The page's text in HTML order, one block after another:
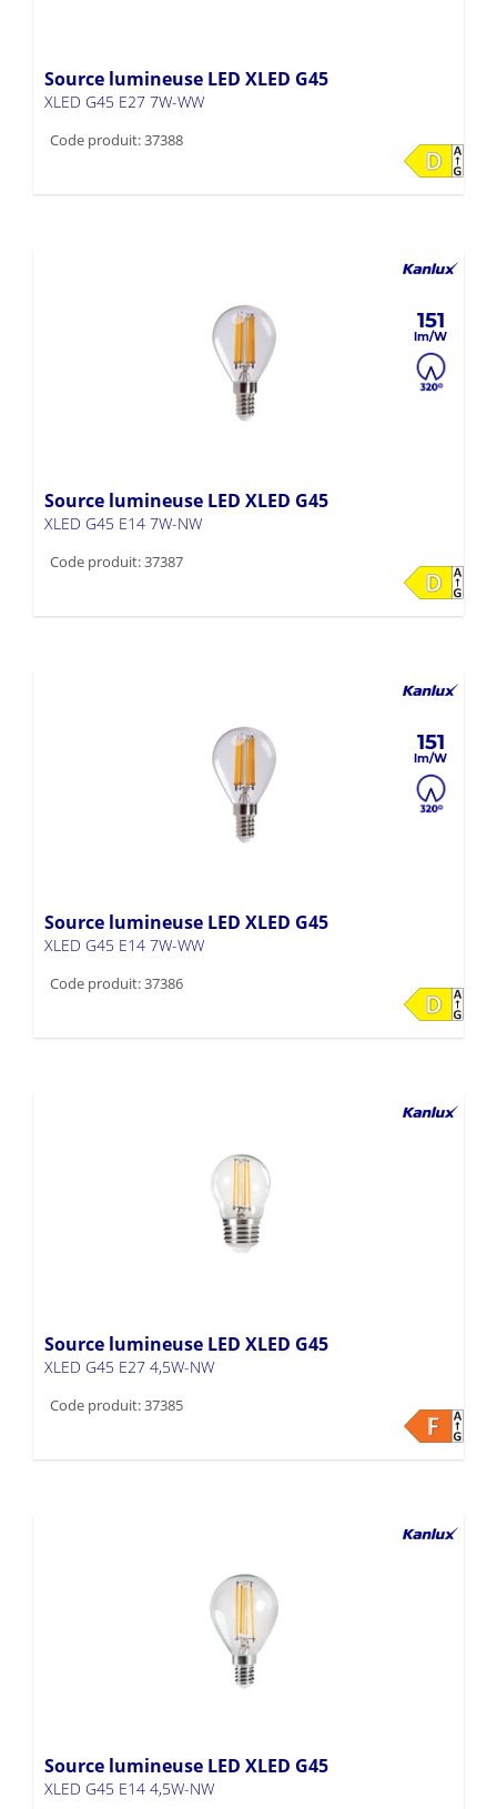
Source lumineuse LED XLED G45
XLED G45 E27 7W-WW
Code produit: 37388
151
Source lumineuse LED XLED G45
XLED G45 E14 7W-NW
Code produit: 37387
151
Source lumineuse LED XLED G45
XLED G45 E14 7W-WW
Code produit: 37386
Source lumineuse LED XLED G45
XLED G45 E27 4,5W-NW
Code produit: 37385
Source lumineuse LED XLED G45
XLED G45 E14 4,5W-NW